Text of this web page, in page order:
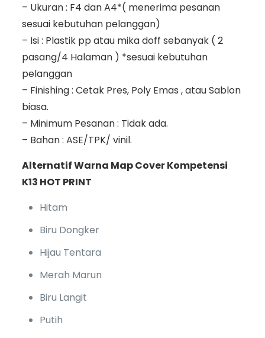
– Ukuran : F4 dan A4*( menerima pesanan
sesuai kebutuhan pelanggan)
– Isi : Plastik pp atau mika doff sebanyak ( 2
pasang/4 Halaman ) *sesuai kebutuhan
pelanggan
– Finishing : Cetak Pres, Poly Emas , atau Sablon
biasa.
– Minimum Pesanan : Tidak ada.
– Bahan : ASE/TPK/ vinil.
Alternatif Warna Map Cover Kompetensi
K13 HOT PRINT
Hitam
Biru Dongker
Hijau Tentara
Merah Marun
Biru Langit
Putih